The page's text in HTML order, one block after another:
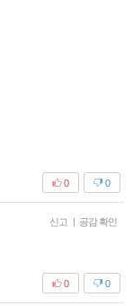
0
0
신고 | 공감 확인
0
0